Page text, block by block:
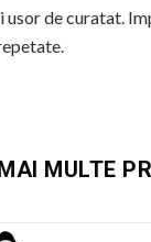
de curatat.
pentru
culorilor la
MULTE